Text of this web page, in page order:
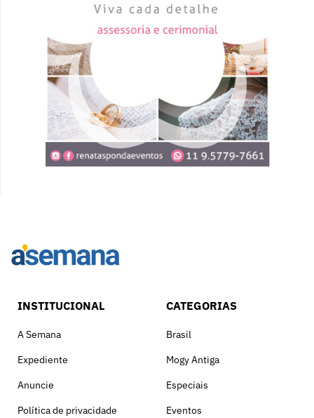
INSTITUCIONAL
A Semana
Expediente
Anuncie
Política de privacidade
CATEGORIAS
Brasil
Mogy Antiga
Especiais
Eventos